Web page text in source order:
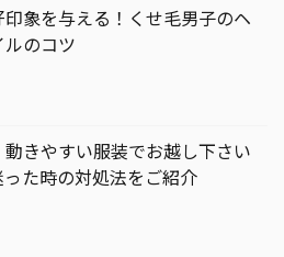
象を与える！くせ毛男子のヘ
のコツ
動きやすい服装でお越し下さい
った時の対処法をご紹介